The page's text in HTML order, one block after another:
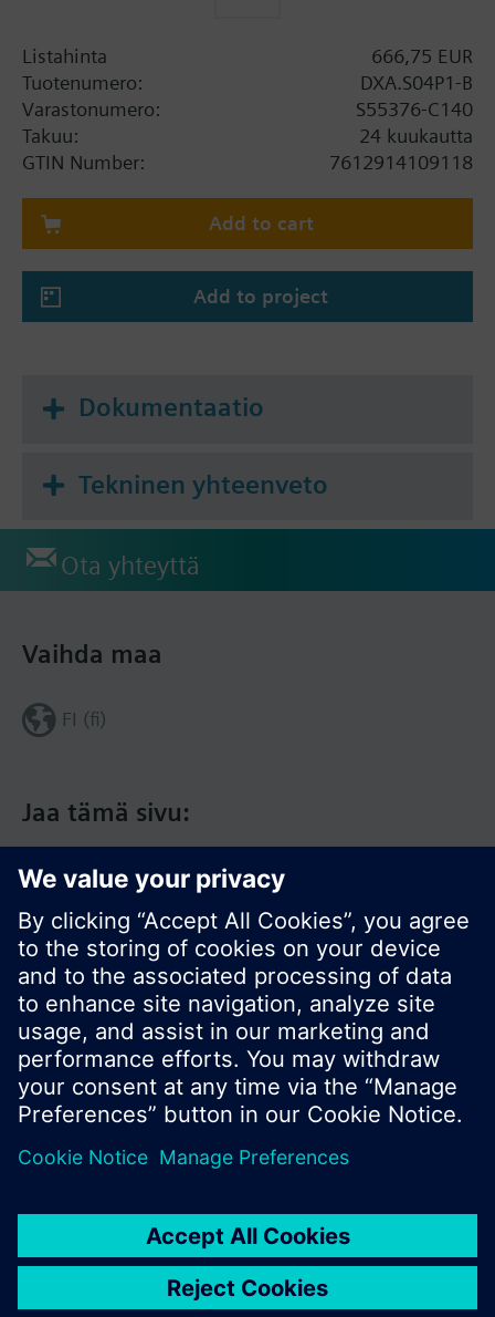
Listahinta
666,75 EUR
Tuotenumero:
DXA.S04P1-B
Varastonumero:
S55376-C140
Takuu:
24 kuukautta
GTIN Number:
7612914109118
Add to cart
Add to project
Dokumentaatio
Tekninen yhteenveto
Ota yhteyttä
Jaa tämä sivu:
Vaihda maa
FI (fi)
© Siemens Switzerland Ltd. 2017